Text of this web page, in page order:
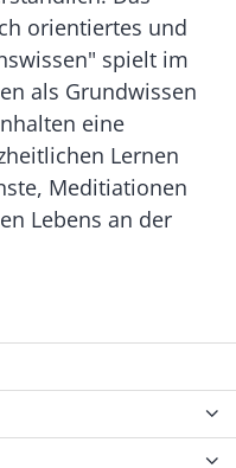
orientiertes und
spielt im
als Grundwissen
eine
Lernen
Meditiationen
Lebens an der